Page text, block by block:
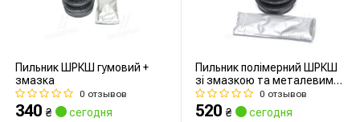
Пильник ШРКШ гумовий +
змазка
0 отзывов
340 ₴ сегодня
Пильник полімерний ШРКШ
зі змазкою та металевим
кріпленням 0 отзывов
520 ₴ сегодня